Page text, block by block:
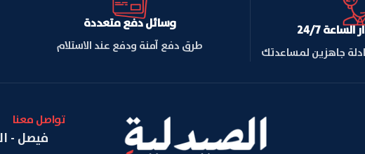
24/7
جاهزين لمساعدتك
وسائل دفع متعددة
طرق دفع آمنة ودفع عند الاستلام
تواصل معنا
فيصل -